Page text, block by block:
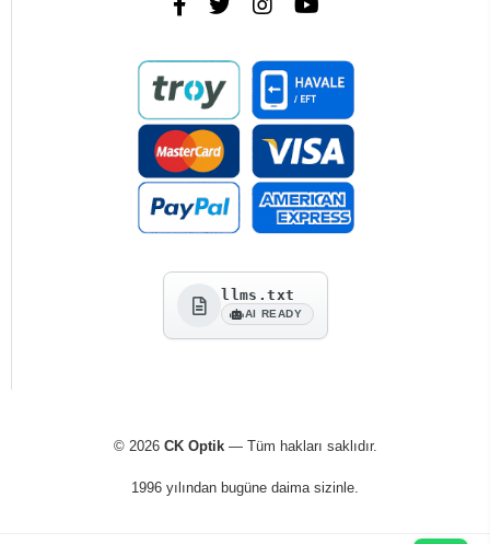
llms.txt
AI READY
© 2026 CK Optik— Tüm hakları saklıdır.
1996 yılından bugüne daima sizinle.